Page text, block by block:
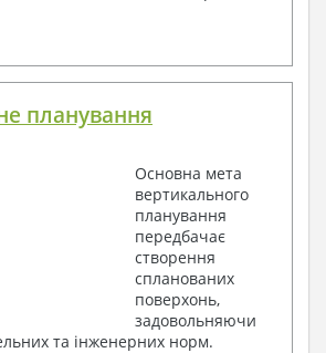
планування
Основна мета
вертикального
планування
передбачає
створення
спланованих
поверхонь,
задовольняючи
та інженерних норм.